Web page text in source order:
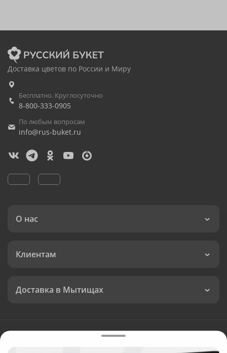
Доставка цветов по России и Миру
Бесплатно. Круглосуточно
8-800-333-0905
По любым вопросам
info@rus-buket.ru
О нас
Клиентам
Доставка в Мытищах
Валюта: